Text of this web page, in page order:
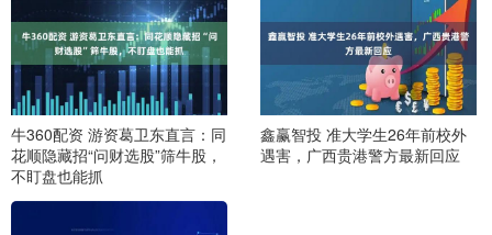
牛360配资 游资葛卫东直言：同
花顺隐藏招“问财选股”筛牛股，
不盯盘也能抓
鑫赢智投 准大学生26年前校外
遇害，广西贵港警方最新回应